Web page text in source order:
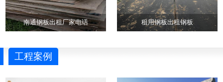
南通钢板出租厂家电话 租用钢板出租钢板
工程案例